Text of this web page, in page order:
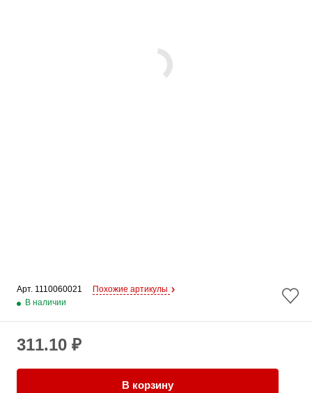
Арт. 1110060021
Похожие артикулы
В наличии
311.10 ₽
В корзину